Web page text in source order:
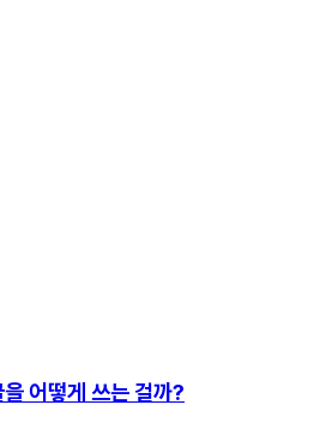
어떻게 쓰는 걸까?